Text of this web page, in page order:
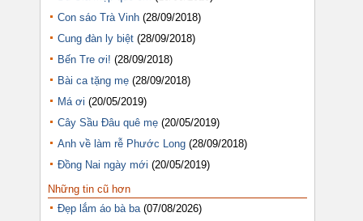
Con sáo Trà Vinh (28/09/2018)
Cung đàn ly biệt (28/09/2018)
Bến Tre ơi! (28/09/2018)
Bài ca tặng mẹ (28/09/2018)
Má ơi (20/05/2019)
Cây Sầu Đâu quê mẹ (20/05/2019)
Anh về làm rễ Phước Long (28/09/2018)
Đồng Nai ngày mới (20/05/2019)
Những tin cũ hơn
Đẹp lắm áo bà ba (07/08/2026)